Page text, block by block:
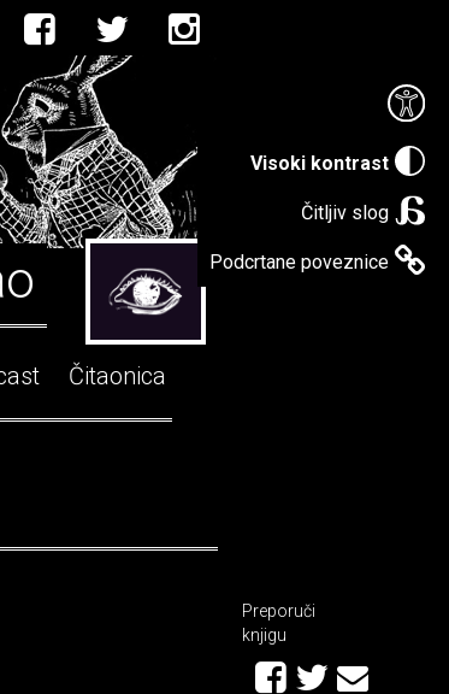
Visoki kontrast
Čitljiv slog
Podcrtane poveznice
Čitaonica
Preporuči
knjigu